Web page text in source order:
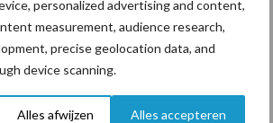
personalized advertising and content,
measurement, audience research,
precise geolocation data, and
device scanning.
Alles afwijzen Alles accepteren
BoviMove zorgt voor
eenvoudige, sluitende en
betrouwbare
traceerbaarheid van
rundveetransporten